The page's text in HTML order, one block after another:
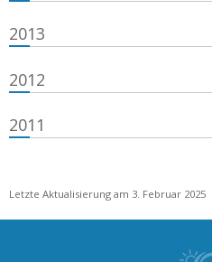
2013
2012
2011
Letzte Aktualisierung am 3. Februar 2025